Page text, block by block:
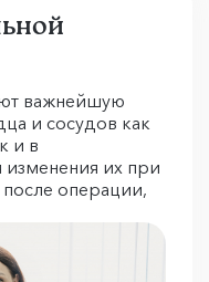
важнейшую
и сосудов как
и в
их при
операции,